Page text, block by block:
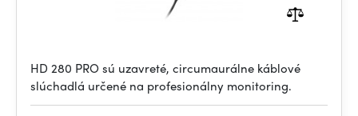
HD 280 PRO sú uzavreté, circumaurálne káblové
slúchadlá určené na profesionálny monitoring.